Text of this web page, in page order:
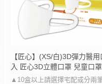
【匠心】(XS/白)3D彈力醫
入 匠心3D立體口罩 兒童口罩
庭藥局》《保證原廠貨》
▲10盒以上請選擇宅配或分兩